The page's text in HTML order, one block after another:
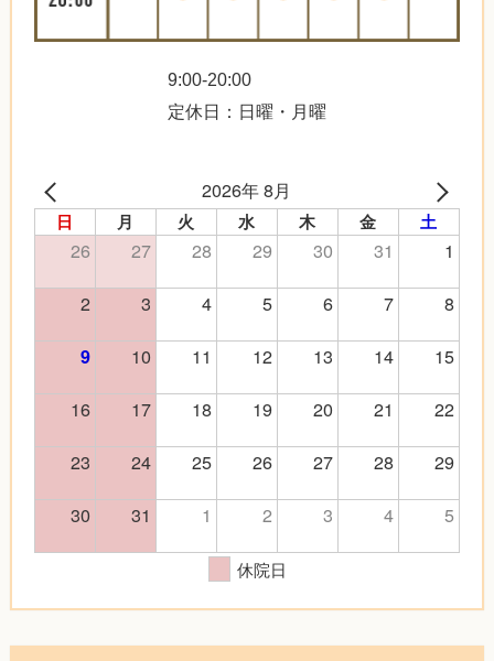
9:00-20:00
定休日：日曜・月曜
2026年 8月
日 月 火 水 木 金 土
26 27 28 29 30 31
1
2
3 4 5 6 7 8
9 10 11 12 13 14
15
16
17 18 19 20 21
22
23
24 25 26 27 28
29
30
31 1 2 3 4 5
休院日